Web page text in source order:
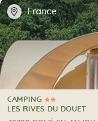
📍 France
2 Sterren
CAMPING
CAMPING
LES RIVES DU DOUET